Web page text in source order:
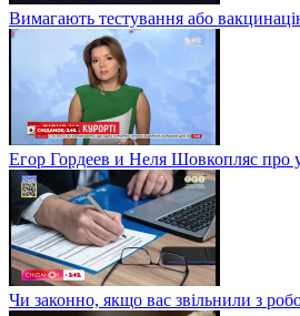
Вимагають тестування або
Егор Гордеев и Неля Шовкопляс
Чи законно, якщо вас звільнили з